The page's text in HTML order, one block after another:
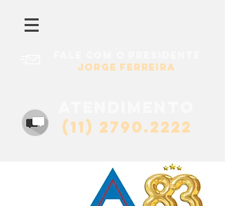
Jorge Ferreira
(11) 2790.2222